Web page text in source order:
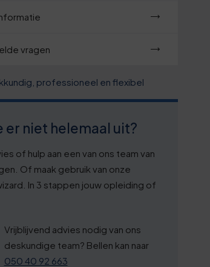
vragen
professioneel en flexibel
er niet helemaal uit?
of hulp aan een van ons team van
Of maak gebruik van onze
In 3 stappen jouw opleiding of
Vrijblijvend advies nodig van ons
deskundige team? Bellen kan naar
050 40 92 663